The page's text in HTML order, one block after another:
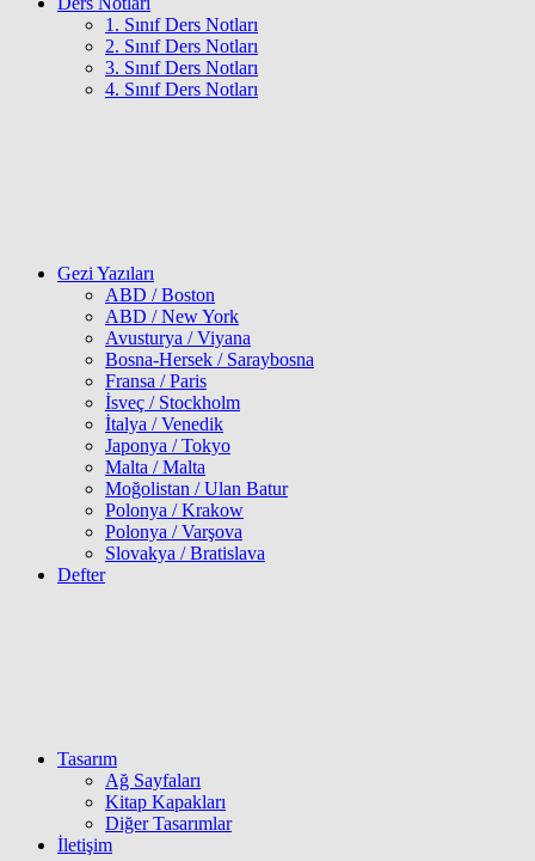
1. Sınıf Ders Notları
2. Sınıf Ders Notları
3. Sınıf Ders Notları
4. Sınıf Ders Notları
Gezi Yazıları
ABD / Boston
ABD / New York
Avusturya / Viyana
Bosna-Hersek / Saraybosna
Fransa / Paris
İsveç / Stockholm
İtalya / Venedik
Japonya / Tokyo
Malta / Malta
Moğolistan / Ulan Batur
Polonya / Krakow
Polonya / Varşova
Slovakya / Bratislava
Defter
Tasarım
Ağ Sayfaları
Kitap Kapakları
Diğer Tasarımlar
İletişim